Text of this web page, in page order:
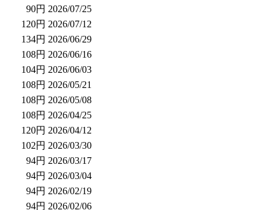
90円 2026/07/25
120円 2026/07/12
134円 2026/06/29
108円 2026/06/16
104円 2026/06/03
108円 2026/05/21
108円 2026/05/08
108円 2026/04/25
120円 2026/04/12
102円 2026/03/30
94円 2026/03/17
94円 2026/03/04
94円 2026/02/19
94円 2026/02/06